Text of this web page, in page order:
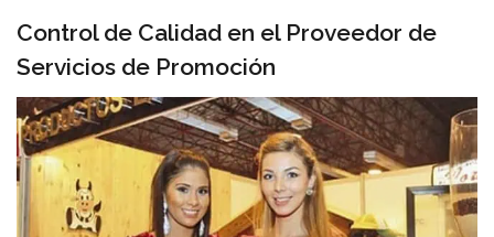
Control de Calidad en el Proveedor de
Servicios de Promoción